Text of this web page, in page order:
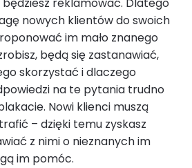
reklamować. Dlatego
nowych klientów do swoich
im mało znanego
będą się zastanawiać,
skorzystać i dlaczego
na te pytania trudno
Nowi klienci muszą
– dzięki temu zyskasz
z nimi o nieznanych im
im pomóc.